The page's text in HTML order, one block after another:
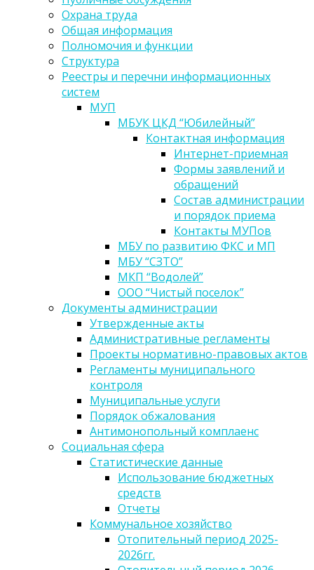
Охрана труда
Общая информация
Полномочия и функции
Структура
Реестры и перечни информационных
систем
МУП
МБУК ЦКД “Юбилейный”
Контактная информация
Интернет-приемная
Формы заявлений и
обращений
Состав администрации
и порядок приема
Контакты МУПов
МБУ по развитию ФКС и МП
МБУ “СЗТО”
МКП “Водолей”
ООО “Чистый поселок”
Документы администрации
Утвержденные акты
Административные регламенты
Проекты нормативно-правовых актов
Регламенты муниципального
контроля
Муниципальные услуги
Порядок обжалования
Антимонопольный комплаенс
Социальная сфера
Статистические данные
Использование бюджетных
средств
Отчеты
Коммунальное хозяйство
Отопительный период 2025-
2026гг.